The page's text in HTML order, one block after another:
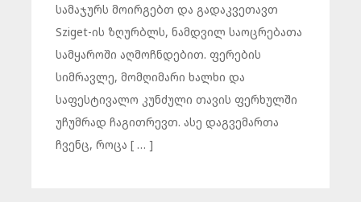
სამაჯურს მოირგებთ და გადაკვეთავთ
Sziget-ის ზღურბლს, ნამდვილ საოცრებათა
სამყაროში აღმოჩნდებით. ფერების
სიმრავლე, მომღიმარი ხალხი და
საფესტივალო კუნძული თავის ფერხულში
უჩუმრად ჩაგითრევთ. ასე დაგვემართა
ჩვენც, როცა [ … ]